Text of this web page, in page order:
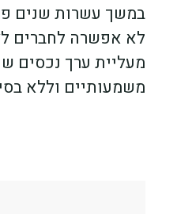
במשך עשרות שנים
לא אפשרה לחברים
מעליית ערך נכסים
משמעותיים וללא